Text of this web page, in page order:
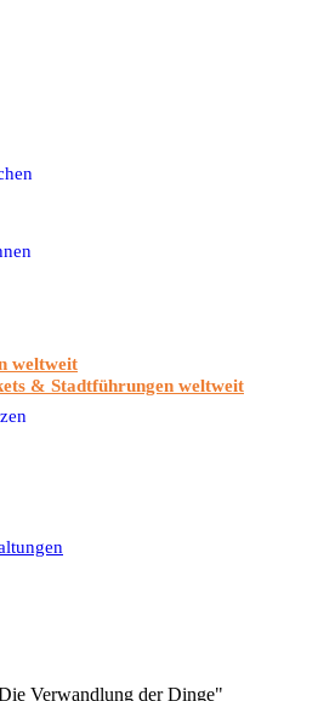
weltweit
& Stadtführungen weltweit